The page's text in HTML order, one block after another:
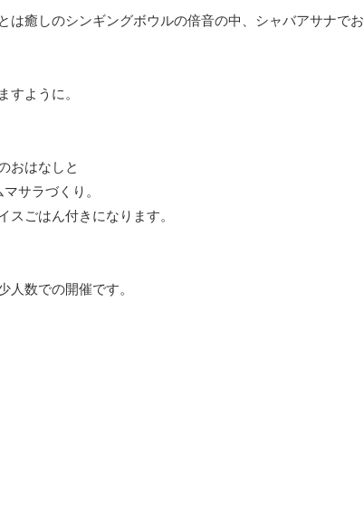
は癒しのシンギングボウルの倍音の中、シャバアサナでお
ように。
おはなしと
サラづくり。
ごはん付きになります。
人数での開催です。